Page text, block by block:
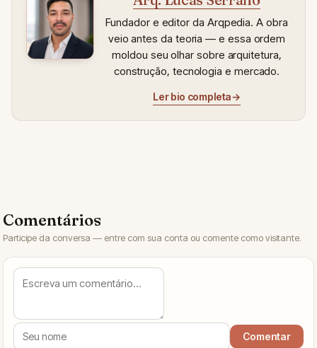
Fundador e editor da Arqpedia. A obra
veio antes da teoria — e essa ordem
moldou seu olhar sobre arquitetura,
construção, tecnologia e mercado.
Ler bio completa→